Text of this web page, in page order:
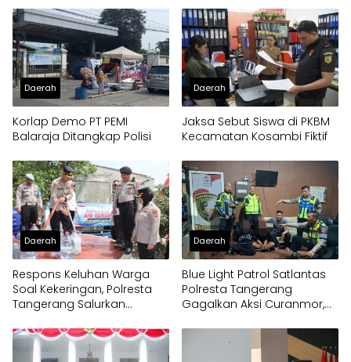
Daerah
Korlap Demo PT PEMI
Balaraja Ditangkap Polisi
Daerah
Jaksa Sebut Siswa di PKBM
Kecamatan Kosambi Fiktif
Daerah
Respons Keluhan Warga
Soal Kekeringan, Polresta
Tangerang Salurkan
Panongan
Daerah
Blue Light Patrol Satlantas
Polresta Tangerang
Gagalkan Aksi Curanmor,